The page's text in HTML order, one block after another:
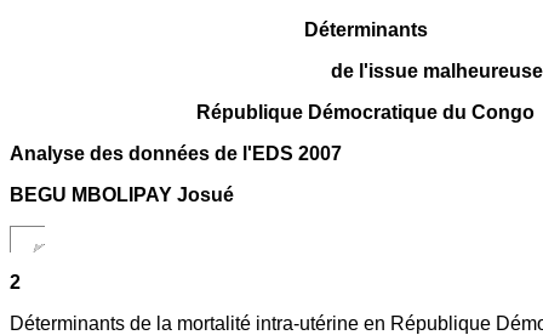
Déterminants
de l'issue
République Démocratique du Congo
Analyse des données de l'EDS 2007
BEGU MBOLIPAY Josué
2
Déterminants de la mortalité intra-utérine en République